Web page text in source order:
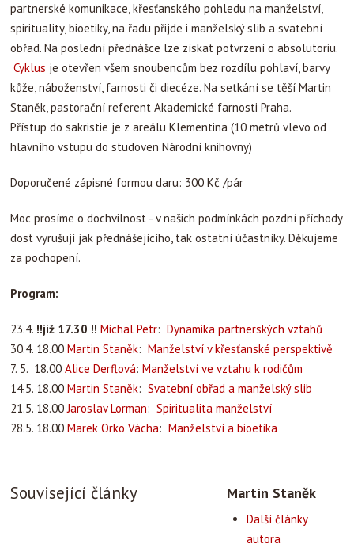
partnerské komunikace, křesťanského pohledu na manželství,
spirituality, bioetiky, na řadu přijde i manželský slib a svatební
obřad. Na poslední přednášce lze získat potvrzení o absolutoriu.
Cyklus je otevřen všem snoubencům bez rozdílu pohlaví, barvy
kůže, náboženství, farnosti či diecéze. Na setkání se těší Martin
Staněk, pastorační referent Akademické farnosti Praha.
Přístup do sakristie je z areálu Klementina (10 metrů vlevo od
hlavního vstupu do studoven Národní knihovny)
Doporučené zápisné formou daru: 300 Kč /pár
Moc prosíme o dochvilnost - v našich podmínkách pozdní příchody
dost vyrušují jak přednášejícího, tak ostatní účastníky. Děkujeme
za pochopení.
Program:
23.4. !!již 17.30 !! Michal Petr: Dynamika partnerských vztahů
30.4. 18.00 Martin Staněk: Manželství v křesťanské perspektivě
7. 5. 18.00 Alice Derflová: Manželství ve vztahu k rodičům
14.5. 18.00 Martin Staněk: Svatební obřad a manželský slib
21.5. 18.00Jaroslav Lorman: Spiritualita manželství
28.5. 18.00 Marek Orko Vácha: Manželství a bioetika
Související články Martin Staněk
Další články
autora